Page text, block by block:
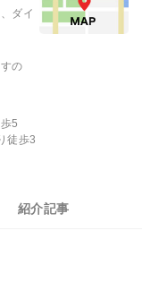
ダイ
の
5
徒歩3
紹介記事